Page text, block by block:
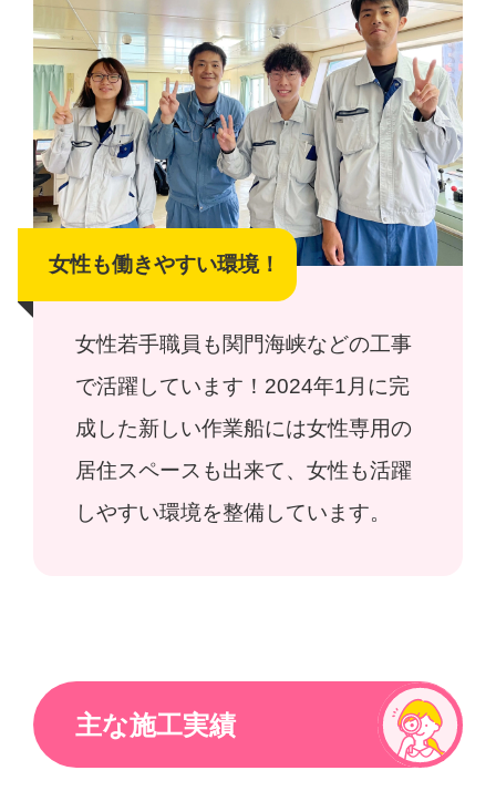
女性も働きやすい環境！
女性若手職員も関門海峡などの工事
で活躍しています！2024年1月に完
成した新しい作業船には女性専用の
居住スペースも出来て、女性も活躍
しやすい環境を整備しています。
主な施工実績